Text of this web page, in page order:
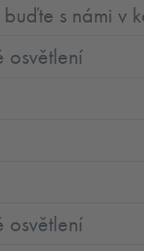
s námi v
osvětlení
osvětlení